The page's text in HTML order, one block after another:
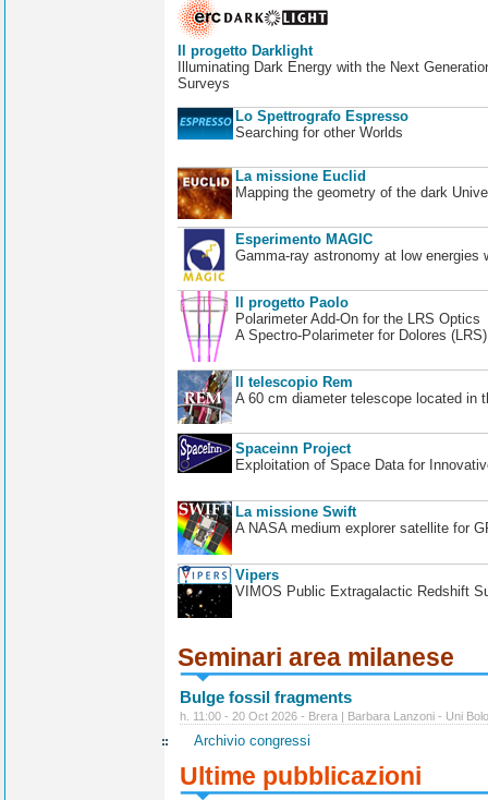
Il progetto Darklight
Illuminating Dark Energy with the Next
Surveys
Lo Spettrografo Espresso
Searching for other Worlds
La missione Euclid
Mapping the geometry of the dark
Esperimento MAGIC
Gamma-ray astronomy at low energies
Il progetto Paolo
Polarimeter Add-On for the LRS Optics
A Spectro-Polarimeter for Dolores
Il telescopio Rem
A 60 cm diameter telescope located in
Spaceinn Project
Exploitation of Space Data for
La missione Swift
A NASA medium explorer satellite for
Vipers
VIMOS Public Extragalactic Redshift
Seminari area milanese
Bulge fossil fragments
h. 11:00 - 20 Oct 2026 - Brera | Barbara Lanzoni - Uni
Archivio congressi
Ultime pubblicazioni